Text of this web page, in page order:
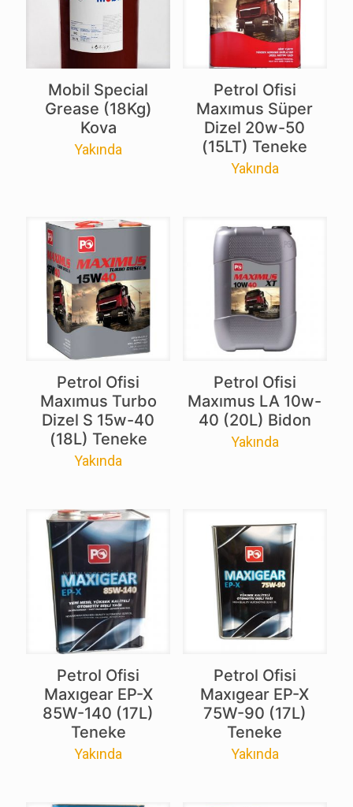
Mobil Special
Grease (18Kg)
Kova
Yakında
Petrol Ofisi
Maxımus Süper
Dizel 20w-50
(15LT) Teneke
Yakında
Petrol Ofisi
Maxımus Turbo
Dizel S 15w-40
(18L) Teneke
Yakında
Petrol Ofisi
Maxımus LA 10w-
40 (20L) Bidon
Yakında
Petrol Ofisi
Maxıgear EP-X
85W-140 (17L)
Teneke
Yakında
Petrol Ofisi
Maxıgear EP-X
75W-90 (17L)
Teneke
Yakında